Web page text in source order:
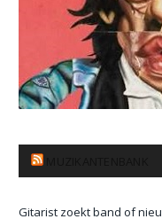
Gitarist zoekt band of